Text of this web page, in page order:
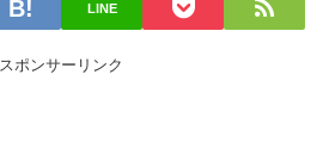
LINE
スポンサーリンク